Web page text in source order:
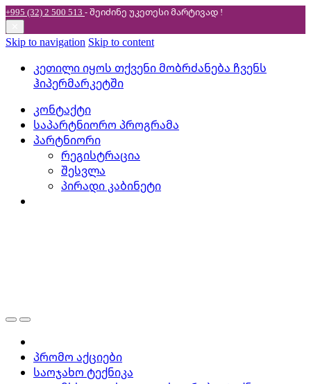
+995 (32) 2 500 513 - შეიძინე უკეთესიმარტივად !
Skip to navigation Skip to content
კეთილი იყოს თქვენი მობრძანება ჩვენს
ჰიპერმარკეტში
კონტაქტი
საპარტნიორო პროგრამა
პარტნიორი
რეგისტრაცია
შესვლა
პირადი კაბინეტი
პრომო აქციები
საოჯახო ტექნიკა